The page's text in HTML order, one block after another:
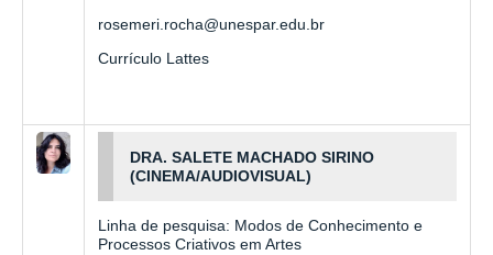
rosemeri.rocha@unespar.edu.br
Currículo Lattes
DRA. SALETE MACHADO SIRINO
(CINEMA/AUDIOVISUAL)
Linha de pesquisa: Modos de Conhecimento e
Processos Criativos em Artes